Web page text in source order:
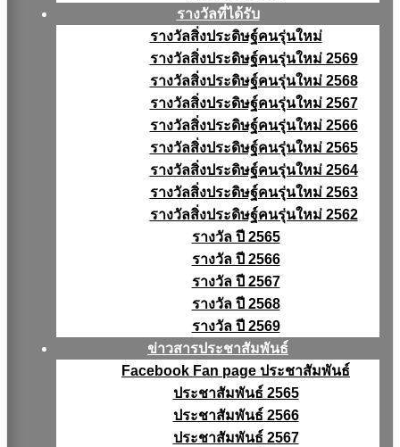
รางวัลที่ได้รับ
รางวัลสิ่งประดิษฐ์คนรุ่นใหม่
รางวัลสิ่งประดิษฐ์คนรุ่นใหม่ 2569
รางวัลสิ่งประดิษฐ์คนรุ่นใหม่ 2568
รางวัลสิ่งประดิษฐ์คนรุ่นใหม่ 2567
รางวัลสิ่งประดิษฐ์คนรุ่นใหม่ 2566
รางวัลสิ่งประดิษฐ์คนรุ่นใหม่ 2565
รางวัลสิ่งประดิษฐ์คนรุ่นใหม่ 2564
รางวัลสิ่งประดิษฐ์คนรุ่นใหม่ 2563
รางวัลสิ่งประดิษฐ์คนรุ่นใหม่ 2562
รางวัล ปี 2565
รางวัล ปี 2566
รางวัล ปี 2567
รางวัล ปี 2568
รางวัล ปี 2569
ข่าวสารประชาสัมพันธ์
Facebook Fan page ประชาสัมพันธ์
ประชาสัมพันธ์ 2565
ประชาสัมพันธ์ 2566
ประชาสัมพันธ์ 2567